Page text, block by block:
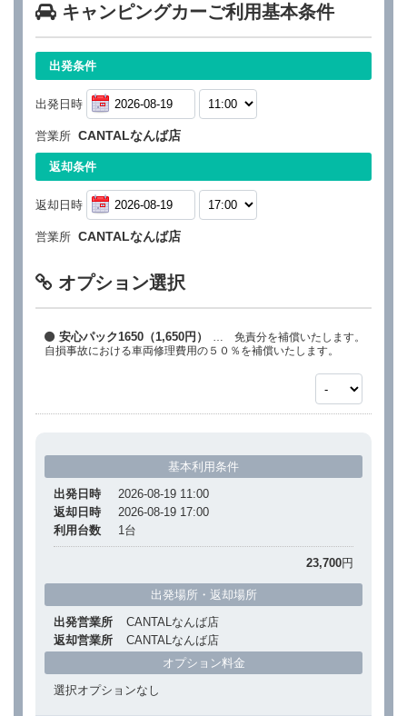
キャンピングカーご利用基本条件
出発条件
出発日時
営業所 CANTALなんば店
返却条件
返却日時
営業所 CANTALなんば店
オプション選択
安心パック1650（1,650円）
… 免責分を補償いたします。
自損事故における車両修理費用の５０％を補償いたします。
基本利用条件
出発日時
2026-08-19 11:00
返却日時
2026-08-19 17:00
利用台数
1 台
23,700円
出発場所・返却場所
出発営業所
CANTALなんば店
返却営業所
CANTALなんば店
オプション料金
選択オプションなし